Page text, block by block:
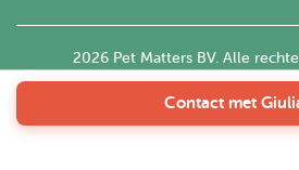
Contact met
2026 Pet Matters BV. Alle